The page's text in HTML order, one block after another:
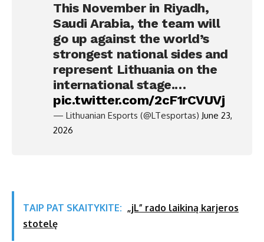
This November in Riyadh,
Saudi Arabia, the team will
go up against the world’s
strongest national sides and
represent Lithuania on the
international stage.…
pic.twitter.com/2cF1rCVUVj
— Lithuanian Esports (@LTesportas) June 23,
2026
TAIP PAT SKAITYKITE: „jL” rado laikiną karjeros
stotelę